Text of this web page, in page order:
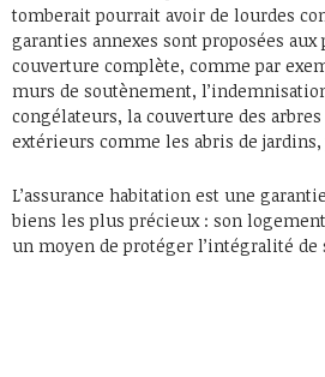
tomberait pourrait avoir de lourdes
garanties annexes sont proposées
couverture complète, comme par
murs de soutènement,
congélateurs, la couverture des
extérieurs comme les abris de
L’assurance habitation est une
biens les plus précieux : son
un moyen de protéger l’intégralité de